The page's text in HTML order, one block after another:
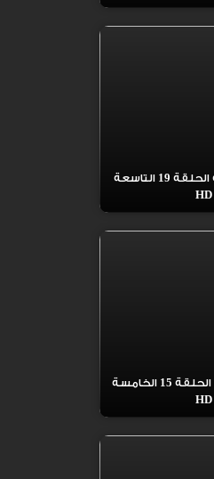
مسلسل ابو العروسة الحلقة 19 التاسعة
مسلسل ابو العروسة الحلقة 15 الخامسة